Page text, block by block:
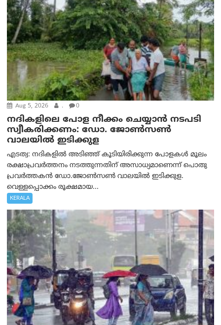
Aug 5, 2026 . 0
നദികളിലെ പോള നീക്കം ചെയ്യാന്‍ നടപടി
സ്വീകരിക്കണം: ഡോ. ജോൺസൺ
വാലയിൽ ഇടിക്കുള
എടത്വ: നദികളിൽ അടിഞ്ഞ് കൂടിയിരിക്കുന്ന പോളകൾ മൂലം
രക്ഷാപ്രവര്‍ത്തനം നടത്തുന്നതിന് അസാധ്യമാണെന്ന് പൊതു
പ്രവർത്തകൻ ഡോ.ജോൺസൺ വാലയിൽ ഇടിക്കുള.
വെള്ളപ്പൊക്കം രൂക്ഷമായ...
KERALA